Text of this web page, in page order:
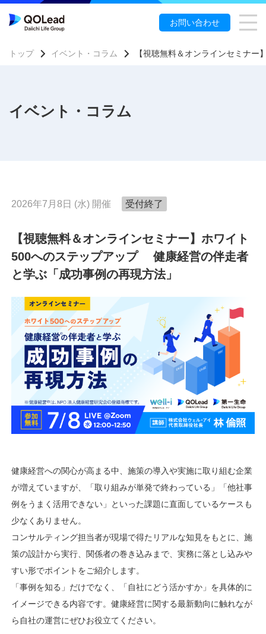
お問い合わせ
アアプリQOLism
ンロード
紹介資料
集
について 保険会社向けアプリ
・コラム お知らせ
トップ
お問い合わせ
護方針 情報資産保護管理基本方針
イベント・コラム
トップ イベント・コラム 【視聴無料＆オンラインセミナ
2026年7月8日 (水) 開催 受付終了
【視聴無料＆オンラインセミナー】ホワイト
500へのステップアップ 健康経営の伴走者
と学ぶ「成功事例の再現方法」
健康経営への関心が高まる中、施策の導入や実施に取り組む企業
が増えていますが、「取り組みが単発で終わっている」「他社事
例をうまく活用できない」といった課題に直面しているケースも
少なくありません。
コンサルティング担当者が現場で得たリアルな知見をもとに、施
策の設計から実行、関係者の巻き込みまで、実務に落とし込みや
すい形でポイントをご紹介します。
「事例を知る」だけでなく、「自社にどう活かすか」を具体的に
イメージできる内容です。健康経営に関する最新動向に触れなが
ら自社の運営にぜひお役立てください。